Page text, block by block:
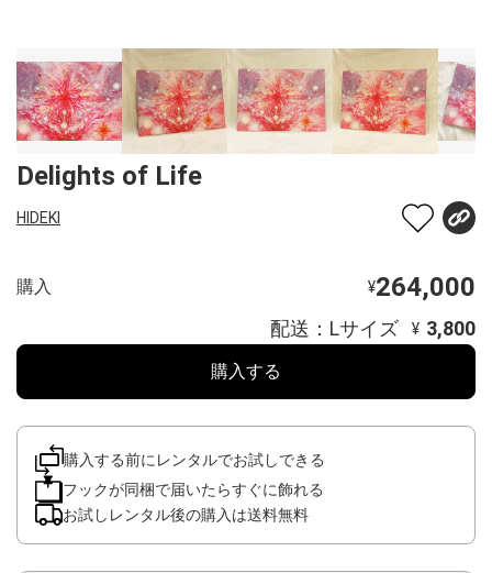
Delights of Life
HIDEKI
購入 ¥264,000
配送：Lサイズ ¥ 3,800
購入する
購入する前にレンタルでお試しできる
フックが同梱で届いたらすぐに飾れる
お試しレンタル後の購入は送料無料